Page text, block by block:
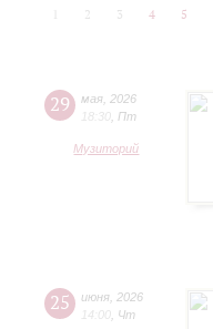
2 3 4 5
29 мая 2026
18:30 Пт
Музиторий
25 июня 2026
14:00 Чт